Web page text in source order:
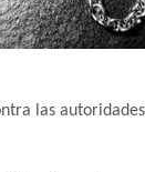
las